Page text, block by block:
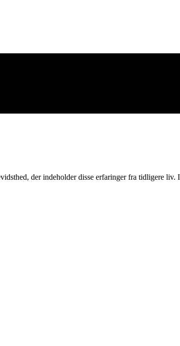
der indeholder disse erfaringer fra tidligere liv.